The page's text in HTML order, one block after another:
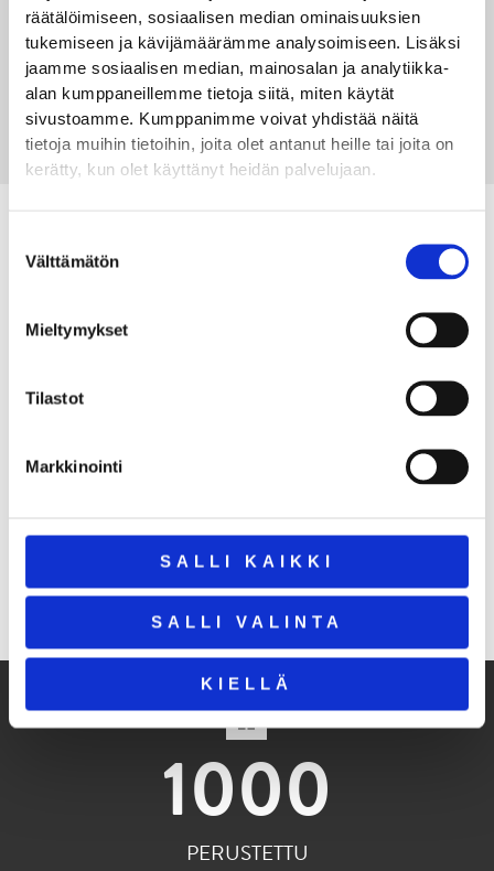
räätälöimiseen, sosiaalisen median ominaisuuksien
tukemiseen ja kävijämäärämme analysoimiseen. Lisäksi
jaamme sosiaalisen median, mainosalan ja analytiikka-
alan kumppaneillemme tietoja siitä, miten käytät
sivustoamme. Kumppanimme voivat yhdistää näitä
tietoja muihin tietoihin, joita olet antanut heille tai joita on
kerätty, kun olet käyttänyt heidän palvelujaan.
valinta
Välttämätön
Mieltymykset
Tilastot
Markkinointi
SALLI KAIKKI
SALLI VALINTA
KIELLÄ
LÄHETÄ
PERUSTETTU
1000